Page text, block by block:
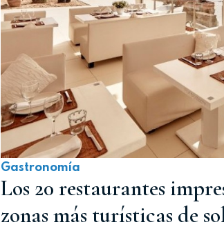
Gastronomía
Los 20 restaurantes
zonas más turísticas de